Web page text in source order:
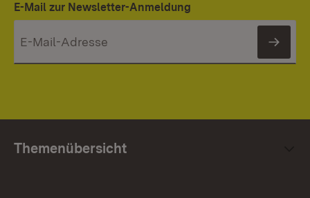
E-Mail zur Newsletter-Anmeldung
Themenübersicht